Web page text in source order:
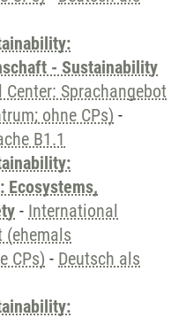
- Sustainability
Sprachangebot
ohne CPs) -
B1.1
Ecosystems,
- International
(ehemals
CPs) - Deutsch als